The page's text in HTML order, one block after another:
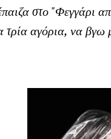
στο "Φεγγάρι
αγόρια, να